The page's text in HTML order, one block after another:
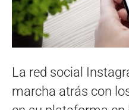
La red social
marcha atrás con